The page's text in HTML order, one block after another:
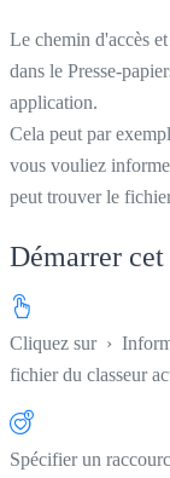
Le chemin d'accès
dans le Presse-
application.
Cela peut par
vous vouliez
peut trouver le
Démarrer
Cliquez sur ›
fichier du classeur
Spécifier un